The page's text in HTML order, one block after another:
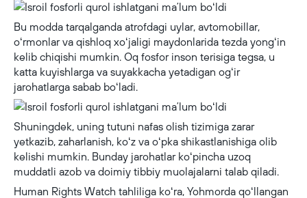
Bu modda tarqalganda atrofdagi uylar, avtomobillar,
oʻrmonlar va qishloq xoʻjaligi maydonlarida tezda yongʻin
kelib chiqishi mumkin. Oq fosfor inson terisiga tegsa, u
katta kuyishlarga va suyakkacha yetadigan ogʻir
jarohatlarga sabab boʻladi.
Shuningdek, uning tutuni nafas olish tizimiga zarar
yetkazib, zaharlanish, koʻz va oʻpka shikastlanishiga olib
kelishi mumkin. Bunday jarohatlar koʻpincha uzoq
muddatli azob va doimiy tibbiy muolajalarni talab qiladi.
Human Rights Watch tahliliga koʻra, Yohmorda qoʻllangan